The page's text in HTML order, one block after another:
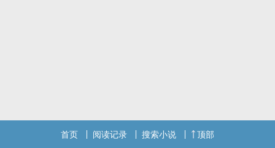
首页 阅读记录 搜索小说 顶部